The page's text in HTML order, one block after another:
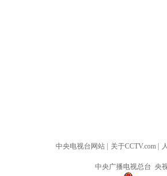
中央电视台网站 关于CCTV.com
中央广播电视总台 央